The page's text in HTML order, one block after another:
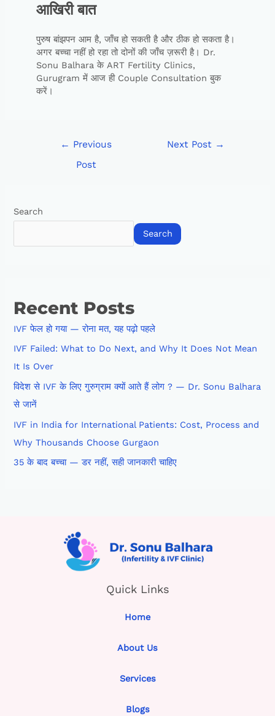
आखिरी बात
पुरुष बांझपन आम है, जाँच हो सकती है और ठीक हो सकता है।
अगर बच्चा नहीं हो रहा तो दोनों की जाँच ज़रूरी है। Dr.
Sonu Balhara के ART Fertility Clinics,
Gurugram में आज ही Couple Consultation बुक
करें।
← Previous
Post
Next Post →
Search
Search
Recent Posts
IVF फेल हो गया — रोना मत, यह पढ़ो पहले
IVF Failed: What to Do Next, and Why It Does Not Mean
It Is Over
विदेश से IVF के लिए गुरुग्राम क्यों आते हैं लोग ? — Dr. Sonu Balhara
से जानें
IVF in India for International Patients: Cost, Process and
Why Thousands Choose Gurgaon
35 के बाद बच्चा — डर नहीं, सही जानकारी चाहिए
Quick Links
Home
About Us
Services
Blogs